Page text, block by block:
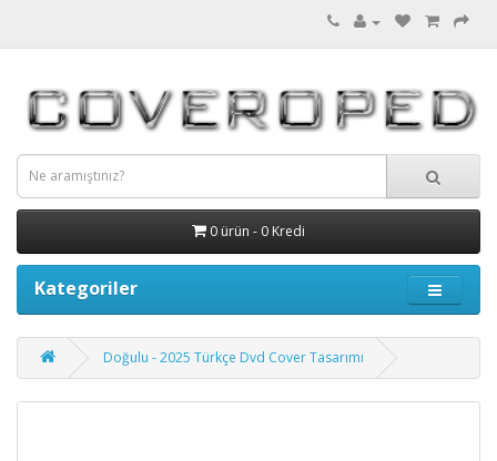
0 ürün - 0 Kredi
Kategoriler
Doğulu - 2025 Türkçe Dvd Cover Tasarımı